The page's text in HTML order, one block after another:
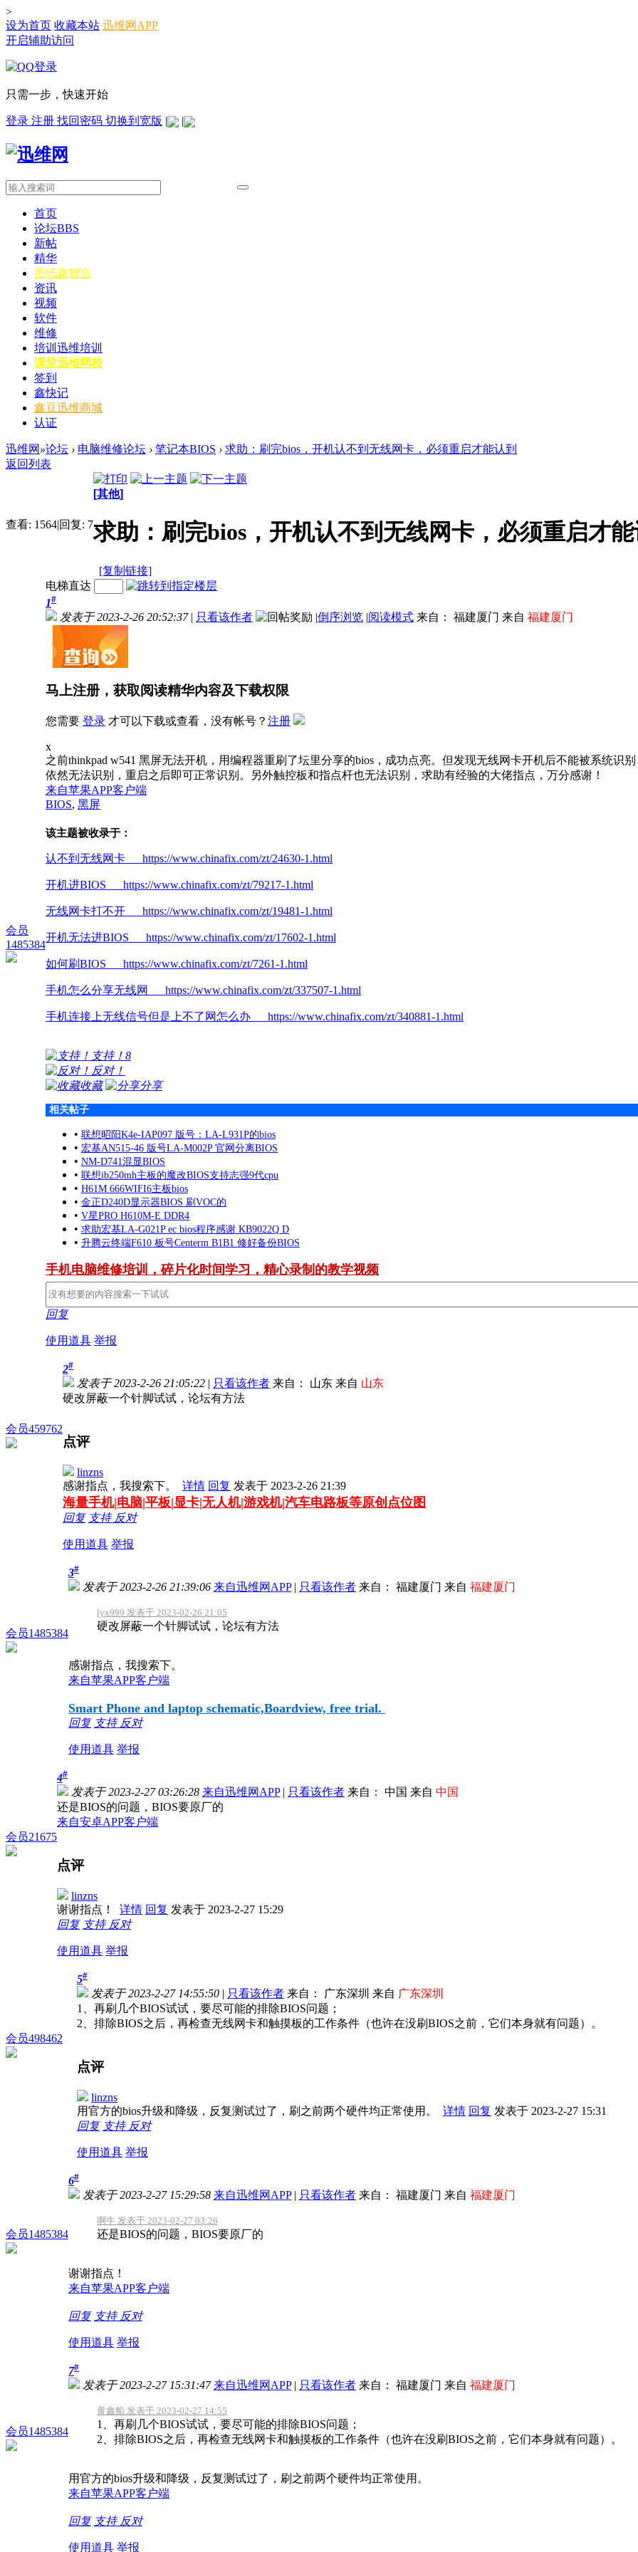
>
设为首页 收藏本站 迅维网APP
开启辅助访问
只需一步，快速开始
登录 注册 找回密码 切换到宽版 | |
首页
论坛BBS
新帖
精华
图纸鑫智造
资讯
视频
软件
维修
培训 迅维培训
课堂迅维网校
签到
鑫快记
鑫豆迅维商城
认证
迅维网 »论坛 › 电脑维修论坛 › 笔记本BIOS › 求助：刷完bios，开机认不到无线网卡，必须重启才能认到
返回列表
查看: 1564|回复: 7
[其他]
求助：刷完bios，开机认不到无线网卡，必须重启才
[复制链接]
会员
1485384
电梯直达
1#
发表于 2023-2-26 20:52:37 | 只看该作者 |倒序浏览 |阅读模式 来自： 福建厦门 来自 福建厦门
马上注册，获取阅读精华内容及下载权限
您需要 登录 才可以下载或查看，没有帐号？ 注册
x
之前thinkpad w541 黑屏无法开机，用编程器重刷了坛里分享的bios，成功点亮。但发现无线网卡开机后不能被系统识
依然无法识别，重启之后即可正常识别。另外触控板和指点杆也无法识别，求助有经验的大佬指点，万分感谢！
来自苹果APP客户端
BIOS, 黑屏
该主题被收录于：
认不到无线网卡 https://www.chinafix.com/zt/24630-1.html
开机进BIOS https://www.chinafix.com/zt/79217-1.html
无线网卡打不开 https://www.chinafix.com/zt/19481-1.html
开机无法进BIOS https://www.chinafix.com/zt/17602-1.html
如何刷BIOS https://www.chinafix.com/zt/7261-1.html
手机怎么分享无线网 https://www.chinafix.com/zt/337507-1.html
手机连接上无线信号但是上不了网怎么办 https://www.chinafix.com/zt/340881-1.html
支持！ 8
反对！
收藏
分享
相关帖子
• 联想昭阳K4e-IAP097 版号：LA-L931P的bios
• 宏基AN515-46 版号LA-M002P 官网分离BIOS
• NM-D741混显BIOS
• 联想ib250mh主板的魔改BIOS支持志强9代cpu
• H61M 666WIFI6主板bios
• 金正D240D显示器BIOS 刷VOC的
• V星PRO H610M-E DDR4
• 求助宏基LA-G021P ec bios程序感谢 KB9022Q D
• 升腾云终端F610 板号Centerm B1B1 修好备份BIOS
手机电脑维修培训，碎片化时间学习，精心录制的教学视频
回复
使用道具 举报
会员459762
2#
发表于 2023-2-26 21:05:22 | 只看该作者 来自： 山东 来自 山东
硬改屏蔽一个针脚试试，论坛有方法
点评
linzns
感谢指点，我搜索下。 详情 回复 发表于 2023-2-26 21:39
海量手机|电脑|平板|显卡|无人机|游戏机|汽车电路板等原创点位图
回复 支持 反对
使用道具 举报
会员1485384
3#
发表于 2023-2-26 21:39:06 来自迅维网APP | 只看该作者 来自： 福建厦门 来自 福建厦门
lyx999 发表于 2023-02-26 21:05
硬改屏蔽一个针脚试试，论坛有方法
感谢指点，我搜索下。
来自苹果APP客户端
Smart Phone and laptop schematic,Boardview, free trial.
回复 支持 反对
使用道具 举报
会员21675
4#
发表于 2023-2-27 03:26:28 来自迅维网APP | 只看该作者 来自： 中国 来自 中国
还是BIOS的问题，BIOS要原厂的
来自安卓APP客户端
点评
linzns
谢谢指点！ 详情 回复 发表于 2023-2-27 15:29
回复 支持 反对
使用道具 举报
会员498462
5#
发表于 2023-2-27 14:55:50 | 只看该作者 来自： 广东深圳 来自 广东深圳
1、再刷几个BIOS试试，要尽可能的排除BIOS问题；
2、排除BIOS之后，再检查无线网卡和触摸板的工作条件（也许在没刷BIOS之前，它们本身就有问题）。
点评
linzns
用官方的bios升级和降级，反复测试过了，刷之前两个硬件均正常使用。 详情 回复 发表于 2023-2-27 15:31
回复 支持 反对
使用道具 举报
会员1485384
6#
发表于 2023-2-27 15:29:58 来自迅维网APP | 只看该作者 来自： 福建厦门 来自 福建厦门
啊牛 发表于 2023-02-27 03:26
还是BIOS的问题，BIOS要原厂的
谢谢指点！
来自苹果APP客户端
回复 支持 反对
使用道具 举报
会员1485384
7#
发表于 2023-2-27 15:31:47 来自迅维网APP | 只看该作者 来自： 福建厦门 来自 福建厦门
黄鑫船 发表于 2023-02-27 14:55
1、再刷几个BIOS试试，要尽可能的排除BIOS问题；
2、排除BIOS之后，再检查无线网卡和触摸板的工作条件（也许在没刷BIOS之前，它们本身就有问题）。
用官方的bios升级和降级，反复测试过了，刷之前两个硬件均正常使用。
来自苹果APP客户端
回复 支持 反对
使用道具 举报